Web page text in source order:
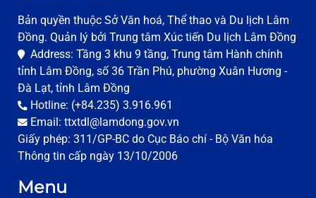
Bản quyền thuộc Sở Văn hoá, Thể thao và Du lịch Lâm
Đồng. Quản lý bởi Trung tâm Xúc tiến Du lịch Lâm Đồng
Address: Tầng 3 khu 9 tầng, Trung tâm Hành chính
tỉnh Lâm Đồng, số 36 Trần Phú, phường Xuân Hương -
Đà Lạt, tỉnh Lâm Đồng
Hotline: (+84.235) 3.916.961
Email: ttxtdl@lamdong.gov.vn
Giấy phép: 311/GP-BC do Cục Báo chí - Bộ Văn hóa
Thông tin cấp ngày 13/10/2006
Menu